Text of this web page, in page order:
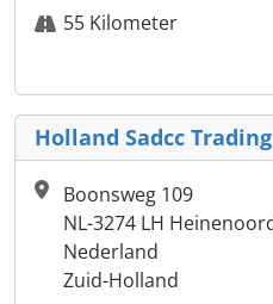
55 Kilometer
Holland Sadcc
Boonsweg 109
NL-3274 LH
Nederland
Zuid-Holland